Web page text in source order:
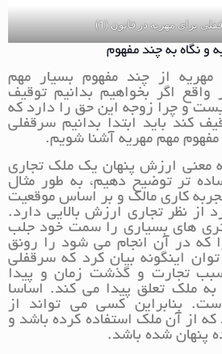
برای مهریه در قانون (1)
و نگاه به چند مفهوم
از چند مفهوم بسیار مهم
اگر بخواهیم بدانیم توقیف
و چرا زوجه این حق را دارد که
کند باید ابتدا بدانیم سرقفلی
مهم مهریه آشنا شویم.
معنی ارزش پنهان یک ملک تجاری
تر توضیح دهیم، به طور مثال
کاری مالک و بر اساس موقعیت
از نظر تجاری ارزش بالایی دارد.
های بسیاری را سمت خود جلب
که در آن انجام می شود را رونق
اینگونه بیان کرد که سرقفلی
تجارت و گذشت زمان و پیدا
ملک تعلق پیدا می کند. اساسا
بنابراین کسی می تواند از
از آن ملک استفاده کرده باشد و
پنهان شده باشد.